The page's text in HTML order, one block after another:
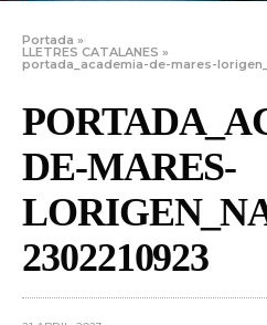
Portada »
LLETRES CATALANES »
portada_academia-de-mares-
DE-MARES-
2302210923